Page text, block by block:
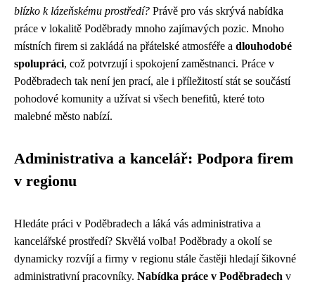
blízko k lázeňskému prostředí? Právě pro vás skrývá nabídka
práce v lokalitě Poděbrady mnoho zajímavých pozic. Mnoho
místních firem si zakládá na přátelské atmosféře a dlouhodobé
spolupráci, což potvrzují i spokojení zaměstnanci. Práce v
Poděbradech tak není jen prací, ale i příležitostí stát se součástí
pohodové komunity a užívat si všech benefitů, které toto
malebné město nabízí.
Administrativa a kancelář: Podpora firem
v regionu
Hledáte práci v Poděbradech a láká vás administrativa a
kancelářské prostředí? Skvělá volba! Poděbrady a okolí se
dynamicky rozvíjí a firmy v regionu stále častěji hledají šikovné
administrativní pracovníky. Nabídka práce v Poděbradech v